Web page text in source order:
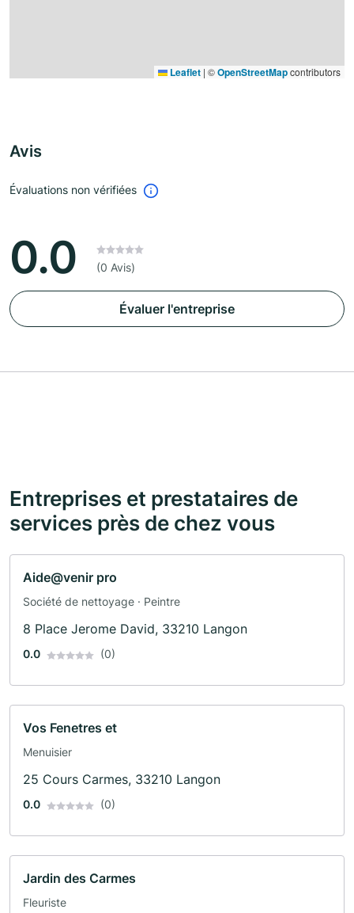
Leaflet | ©OpenStreetMapcontributors
Avis
Évaluations non vérifiées
0.0 (0 Avis)
Évaluer l'entreprise
Entreprises et prestataires de
services près de chez vous
Aide@venir pro
Société de nettoyage · Peintre
8 Place Jerome David, 33210 Langon
0.0 (0)
Vos Fenetres et
Menuisier
25 Cours Carmes, 33210 Langon
0.0 (0)
Jardin des Carmes
Fleuriste